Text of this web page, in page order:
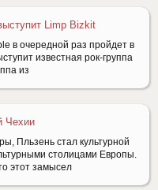
Limp Bizkit
в очередной раз пройдет в
известная рок-группа
из
Чехии
Пльзень стал культурной
столицами Европы.
этот замысел